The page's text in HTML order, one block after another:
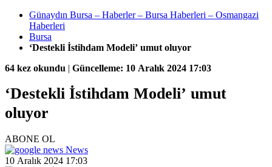
Günaydın Bursa – Haberler – Bursa Haberleri – Osmangazi
Haberleri
Bursa
‘Destekli İstihdam Modeli’ umut oluyor
64 kez okundu | Güncelleme: 10 Aralık 2024 17:03
‘Destekli İstihdam Modeli’ umut
oluyor
ABONE OL
News
10 Aralık 2024 17:03